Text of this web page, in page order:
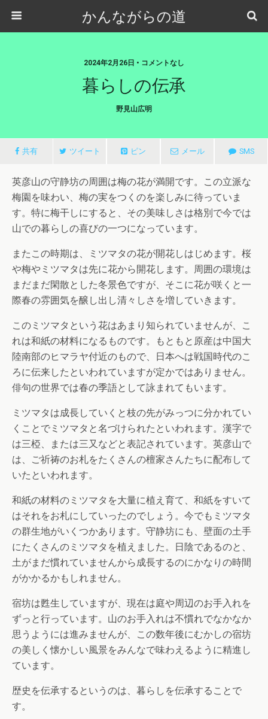
かんながらの道
2024年2月26日 • コメントなし
暮らしの伝承
野見山広明
共有 ツイート ピン メール SMS
英彦山の守静坊の周囲は梅の花が満開です。この立派な
梅園を味わい、梅の実をつくのを楽しみに待っていま
す。特に梅干しにすると、その美味しさは格別で今では
山での暮らしの喜びの一つになっています。
またこの時期は、ミツマタの花が開花しはじめます。桜
や梅やミツマタは先に花から開花します。周囲の環境は
まだまだ閑散とした冬景色ですが、そこに花が咲くと一
際春の雰囲気を醸し出し清々しさを増していきます。
このミツマタという花はあまり知られていませんが、こ
れは和紙の材料になるものです。もともと原産は中国大
陸南部のヒマラヤ付近のもので、日本へは戦国時代のこ
ろに伝来したといわれていますが定かではありません。
俳句の世界では春の季語として詠まれてもいます。
ミツマタは成長していくと枝の先がみっつに分かれてい
くことでミツマタと名づけられたといわれます。漢字で
は三椏、または三又などと表記されています。英彦山で
は、ご祈祷のお札をたくさんの檀家さんたちに配布して
いたといわれます。
和紙の材料のミツマタを大量に植え育て、和紙をすいて
はそれをお札にしていったのでしょう。今でもミツマタ
の群生地がいくつかあります。守静坊にも、壁面の土手
にたくさんのミツマタを植えました。日陰であるのと、
土がまだ慣れていませんから成長するのにかなりの時間
がかかるかもしれません。
宿坊は甦生していますが、現在は庭や周辺のお手入れを
ずっと行っています。山のお手入れは不慣れでなかなか
思うようには進みませんが、この数年後にむかしの宿坊
の美しく懐かしい風景をみんなで味わえるように精進し
ています。
歴史を伝承するというのは、暮らしを伝承することで
す。